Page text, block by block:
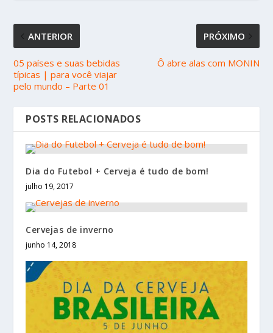
ANTERIOR
05 países e suas bebidas
típicas | para você viajar
pelo mundo – Parte 01
PRÓXIMO
Ô abre alas com MONIN
POSTS RELACIONADOS
Dia do Futebol + Cerveja é tudo de bom!
julho 19, 2017
Cervejas de inverno
junho 14, 2018